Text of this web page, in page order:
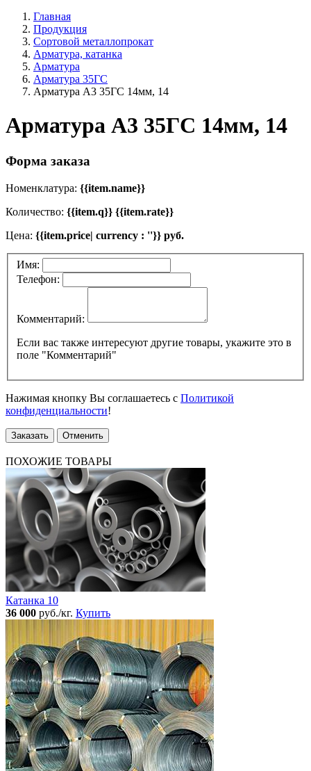
Главная
Продукция
Сортовой металлопрокат
Арматура, катанка
Арматура
Арматура 35ГС
Арматура А3 35ГС 14мм, 14
Арматура А3 35ГС 14мм, 14
Форма заказа
Номенклатура: {{item.name}}
Количество: {{item.q}} {{item.rate}}
Цена: {{item.price| currency : ''}} руб.
Имя:
Телефон:
Комментарий:
Если вас также интересуют другие товары, укажите это в
поле "Комментарий"
Нажимая кнопку Вы соглашаетесь с Политикой
конфиденциальности!
Заказать Отменить
ПОХОЖИЕ ТОВАРЫ
Катанка 10
36 000 руб./кг. Купить